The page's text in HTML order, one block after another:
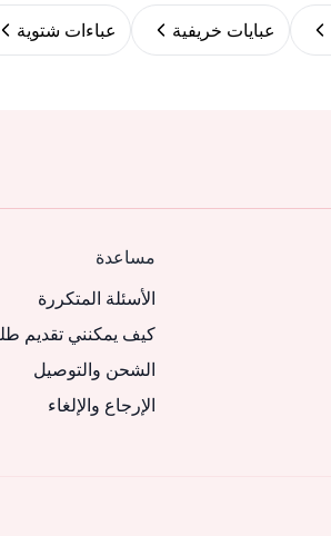
عبايات خريفية عباءات شتوية
مساعدة
الأسئلة المتكررة
كيف يمكنني تقديم
الشحن والتوصيل
الإرجاع والإلغاء